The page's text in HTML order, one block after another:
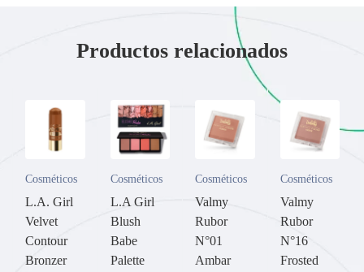
Productos relacionados
Cosméticos
L.A. Girl
Velvet
Contour
Bronzer
Cosméticos
L.A Girl
Blush
Babe
Palette
Cosméticos
Valmy
Rubor
N°01
Ambar
Cosméticos
Valmy
Rubor
N°16
Frosted